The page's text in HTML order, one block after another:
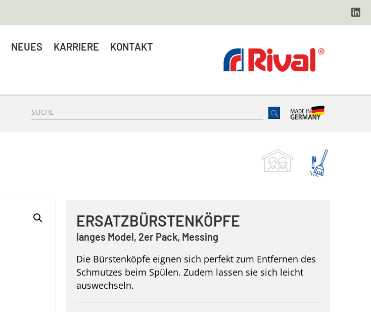
NEUES KARRIERE KONTAKT
ERSATZBÜRSTENKÖPFE
langes Model, 2er Pack, Messing
Die Bürstenköpfe eignen sich perfekt zum Entfernen des
Schmutzes beim Spülen. Zudem lassen sie sich leicht
auswechseln.